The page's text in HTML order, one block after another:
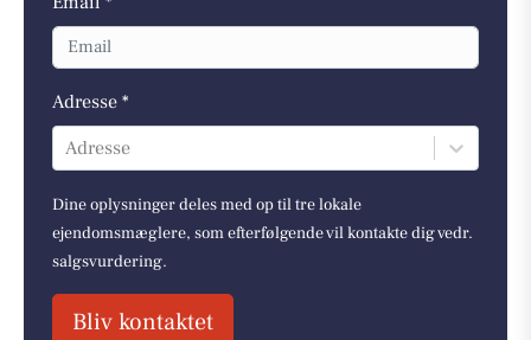
Adresse *
Adresse
Dine oplysninger deles med op til tre lokale
ejendomsmæglere, som efterfølgende vil kontakte dig vedr.
salgsvurdering.
Bliv kontaktet